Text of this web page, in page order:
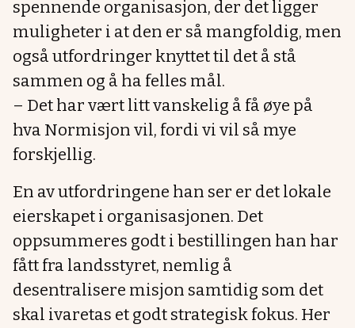
spennende organisasjon, der det ligger
muligheter i at den er så mangfoldig, men
også utfordringer knyttet til det å stå
sammen og å ha felles mål.
– Det har vært litt vanskelig å få øye på
hva Normisjon vil, fordi vi vil så mye
forskjellig.
En av utfordringene han ser er det lokale
eierskapet i organisasjonen. Det
oppsummeres godt i bestillingen han har
fått fra landsstyret, nemlig å
desentralisere misjon samtidig som det
skal ivaretas et godt strategisk fokus. Her